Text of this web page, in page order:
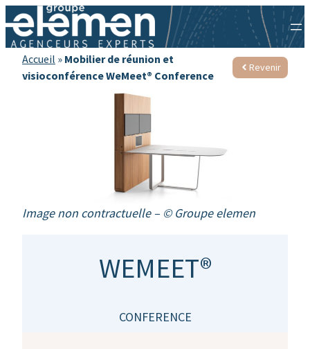
Accueil » Mobilier de réunion et
visioconférence WeMeet® Conference
Revenir
Image non contractuelle – © Groupe elemen
WEMEET®
CONFERENCE